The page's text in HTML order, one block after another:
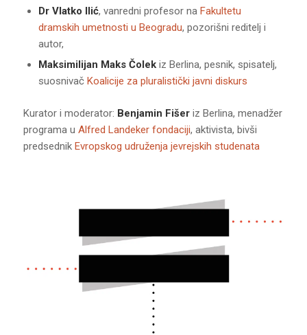
Dr Vlatko Ilić, vanredni profesor na Fakultetu
dramskih umetnosti u Beogradu, pozorišni reditelj i
autor,
Maksimilijan Maks Čolekiz Berlina, pesnik, spisatelj,
suosnivač Koalicije za pluralistički javni diskurs
Kurator i moderator: Benjamin Fišer iz Berlina, menadžer
programa u Alfred Landeker fondaciji, aktivista, bivši
predsednik Evropskog udruženja jevrejskih studenata